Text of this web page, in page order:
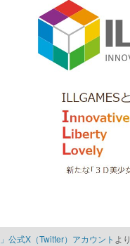
公式X（Twitter）アカウント よ